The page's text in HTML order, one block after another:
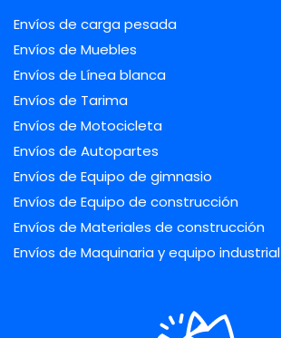
Envíos de carga pesada
Envíos de Muebles
Envíos de Línea blanca
Envíos de Tarima
Envíos de Motocicleta
Envíos de Autopartes
Envíos de Equipo de gimnasio
Envíos de Equipo de construcción
Envíos de Materiales de construcción
Envíos de Maquinaria y equipo industrial